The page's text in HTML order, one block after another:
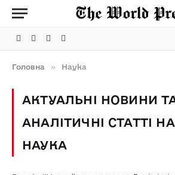
Facebook
Telegram
Instagram
X
Головна » Наука
АКТУАЛЬНІ НОВИНИ
АНАЛІТИЧНІ СТАТТІ
НАУКА